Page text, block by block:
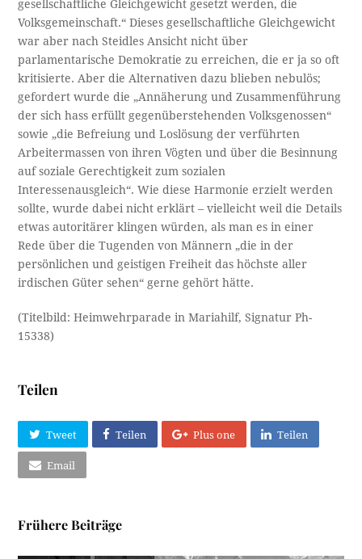
gesellschaftliche Gleichgewicht gesetzt werden, die
Volksgemeinschaft.“ Dieses gesellschaftliche Gleichgewicht
war aber nach Steidles Ansicht nicht über
parlamentarische Demokratie zu erreichen, die er ja so oft
kritisierte. Aber die Alternativen dazu blieben nebulös;
gefordert wurde die „Annäherung und Zusammenführung
der sich hass erfüllt gegenüberstehenden Volksgenossen“
sowie „die Befreiung und Loslösung der verführten
Arbeitermassen von ihren Vögten und über die Besinnung
auf soziale Gerechtigkeit zum sozialen
Interessenausgleich“. Wie diese Harmonie erzielt werden
sollte, wurde dabei nicht erklärt – vielleicht weil die Details
etwas autoritärer klingen würden, als man es in einer
Rede über die Tugenden von Männern „die in der
persönlichen und geistigen Freiheit das höchste aller
irdischen Güter sehen“ gerne gehört hätte.
(Titelbild: Heimwehrparade in Mariahilf, Signatur Ph-
15338)
Teilen
Tweet Teilen Plus one Teilen
Email
Frühere Beiträge